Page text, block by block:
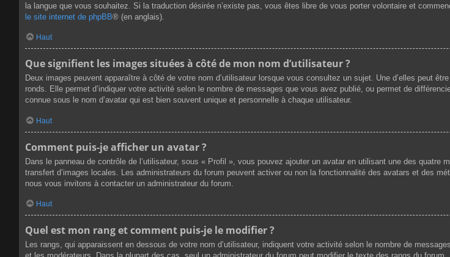
la langue que vous souhaitez. Si la traduction désirée n’existe pas, vous êtes libre de vous porter volontaire et
le site internet de phpBB® (en anglais).
Haut
Que signifient les images situées à côté de mon nom d’utilisateur ?
Deux images peuvent apparaître à côté de votre nom d’utilisateur lorsque vous consultez un sujet. Une d’elles peut
ronds. Elle permet d’indiquer votre activité selon le nombre de messages que vous avez publié, ou permet de
connue sous le nom d’avatar qui est bien souvent unique et personnelle à chaque utilisateur.
Haut
Comment puis-je afficher un avatar ?
Dans le panneau de contrôle de l’utilisateur, sous « Profil », vous pouvez ajouter un avatar en utilisant une des
transfert d’images locales. Les administrateurs du forum peuvent activer ou non la fonctionnalité des avatars et des
nous vous invitons à contacter un administrateur du forum.
Haut
Quel est mon rang et comment puis-je le modifier ?
Les rangs, qui apparaissent en dessous de votre nom d’utilisateur, indiquent votre activité selon le nombre de